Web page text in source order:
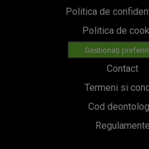
Politica de
Politica de
Gestionați
Contact
Termeni si
Cod
Regulamente